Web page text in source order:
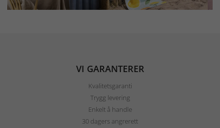
VI GARANTERER
Kvalitetsgaranti
Trygg levering
Enkelt å handle
30 dagers angrerett